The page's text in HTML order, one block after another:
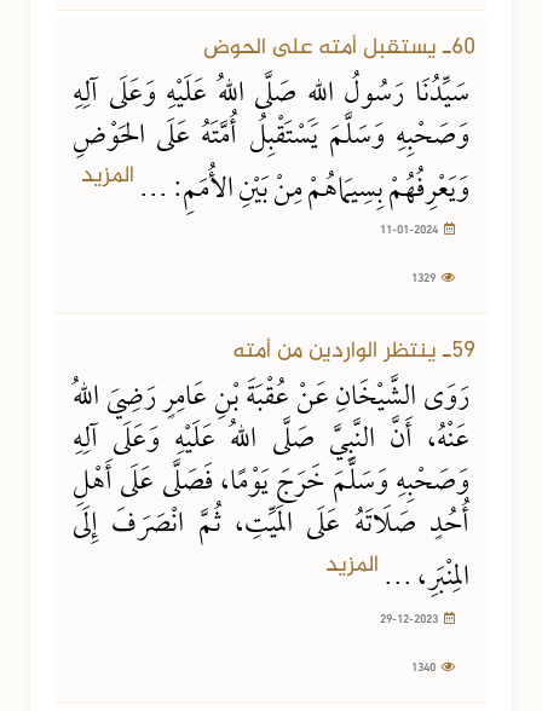
60ـ يستقبل أمته على الحوض
سَيِّدُنَا رَسُولُ اللهِ صَلَّى اللهُ عَلَيْهِ وَعَلَى آلِهِ
وَصَحْبِهِ وَسَلَّمَ يَسْتَقْبِلُ أُمَّتَهُ عَلَى الحَوْضِ
وَيَعْرِفُهُمْ بِسِيمَاهُمْ مِنْ بَيْنِ الأُمَمِ: ... المزيد
59ـ ينتظر الواردين من أمته
رَوَى الشَّيْخَانِ عَنْ عُقْبَةَ بْنِ عَامِرٍ رَضِيَ اللهُ
عَنْهُ، أَنَّ النَّبِيَّ صَلَّى اللهُ عَلَيْهِ وَعَلَى آلِهِ
وَصَحْبِهِ وَسَلَّمَ خَرَجَ يَوْمًا، فَصَلَّى عَلَى أَهْلِ
أُحُدٍ صَلَاتَهُ عَلَى المَيِّتِ، ثُمَّ انْصَرَفَ إِلَى
المِنْبَرِ، ... المزيد